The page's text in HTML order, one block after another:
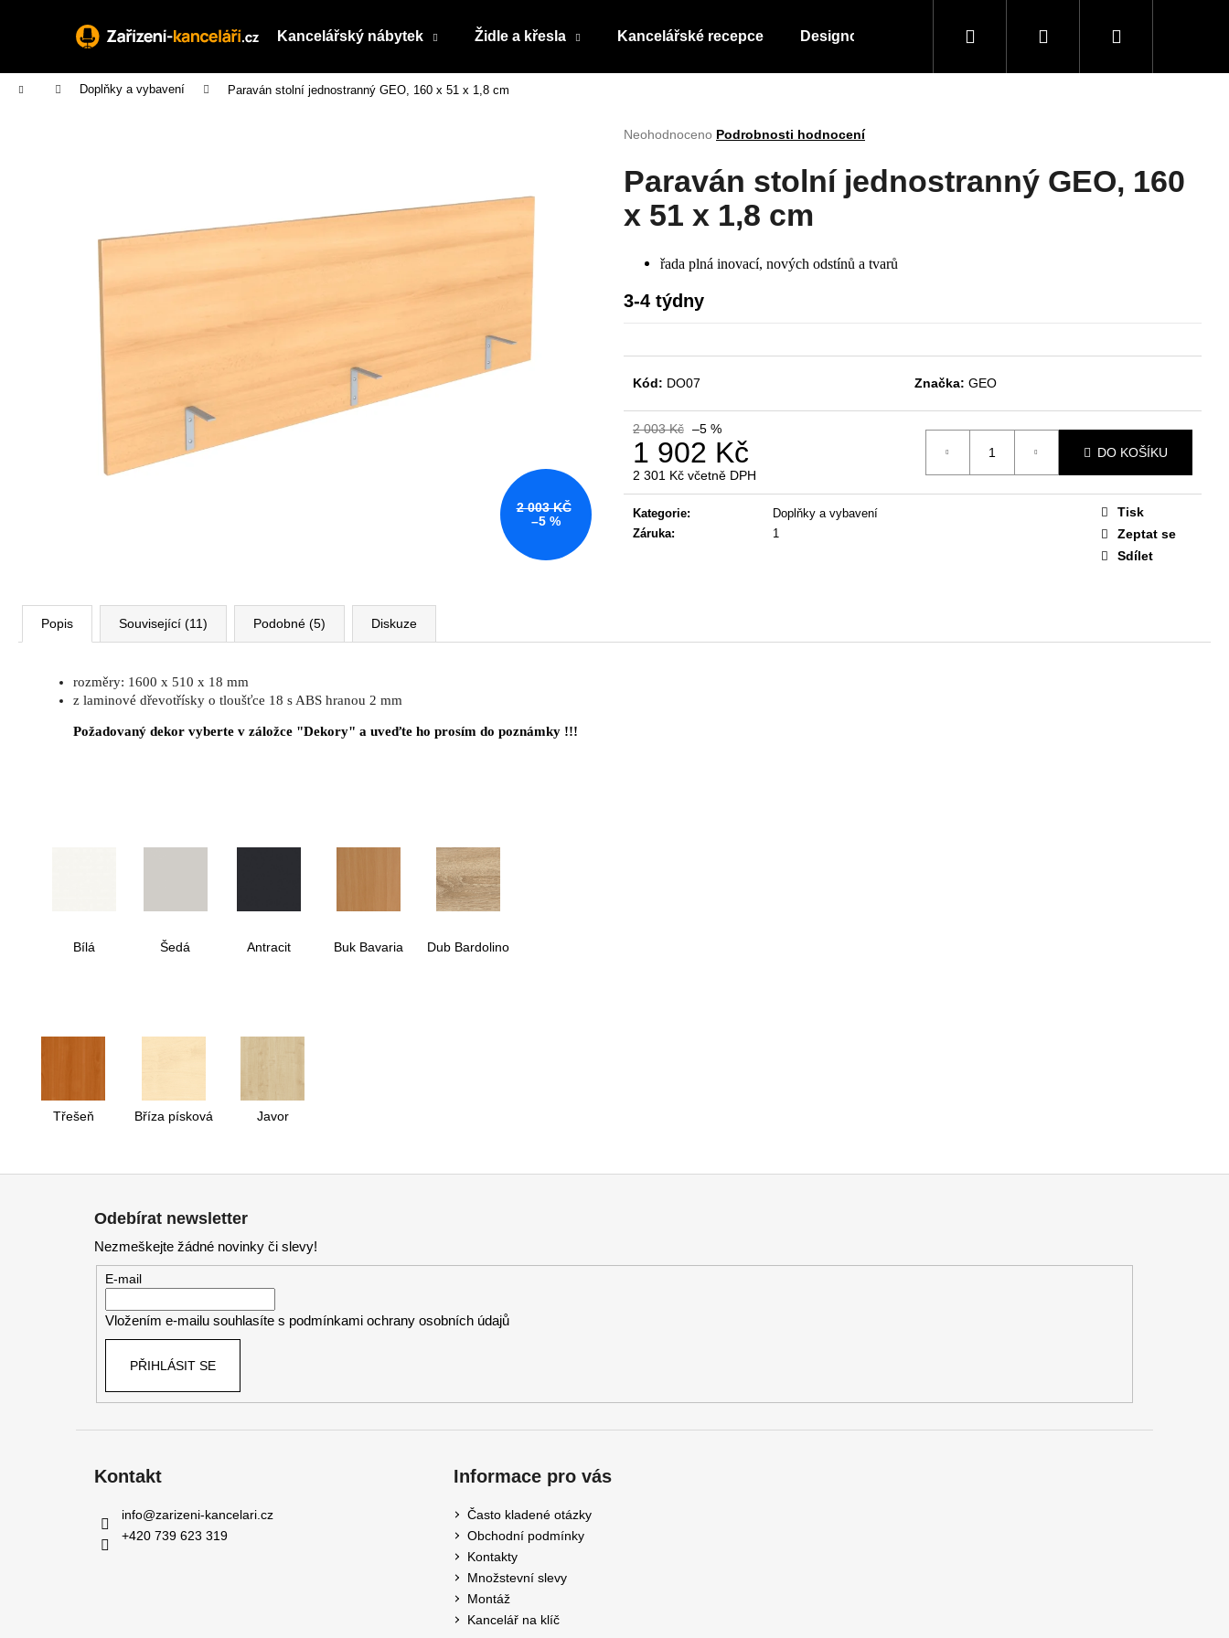
Kancelářský nábytek Židle a křesla Kancelářské recepce Designové kousky Doplňky a vybavení
Hledat PřihlášeníNákupní
Domů Doplňky a vybavení Paraván stolní jednostranný GEO, 160 x 51 x 1,8 cm
Průměrné
produktu
je
z
hvězdiček.
Neohodnoceno Podrobnosti hodnocení
Paraván stolní jednostranný GEO, 160
x 51 x 1,8 cm
řada plná inovací, nových odstínů a tvarů
3-4 týdny
Kód: DO07 Značka: GEO
2 003 Kč –5 %
1 902 Kč
2 301 Kč včetně DPH
Měrná
cena:
DO KOŠÍKU
Kategorie:
Doplňky a vybavení
Záruka: 1
Tisk
Zeptat se
Sdílet
2 003 KČ
–5 %
Popis Související (11) Podobné (5) Diskuze
rozměry: 1600 x 510 x 18 mm
z laminové dřevotřísky o tloušťce 18 s ABS hranou 2 mm
Požadovaný dekor vyberte v záložce "Dekory" a uveďte ho prosím do poznámky !!!
Bílá Šedá Antracit Buk Bavaria Dub Bardolino
Třešeň Bříza písková Javor
Zpět
do
Zpět
do
Co potřebujete najít?
HLEDAT
Doporučujeme
VÝŠKOVĚ STAVITELNÝ STŮL ALFA
UP, 160 X 80 CM, VÝŠKA 63 - 129 CM
9 999 Kč
Původně:
KANCELÁŘSKÁ ŽIDLE GAME ŠÉF
NÁBYTKOVÁ SESTAVA EASY 1
22 967 Kč
Původně:
Odebírat newsletter
Nezmeškejte žádné novinky či slevy!
E-mail
Vložením e-mailu souhlasíte s podmínkami ochrany osobních údajů
PŘIHLÁSIT SE
Kontakt
info@zarizeni-kancelari.cz
+420 739 623 319
Informace pro vás
Často kladené otázky
Obchodní podmínky
Kontakty
Množstevní slevy
Montáž
Kancelář na klíč